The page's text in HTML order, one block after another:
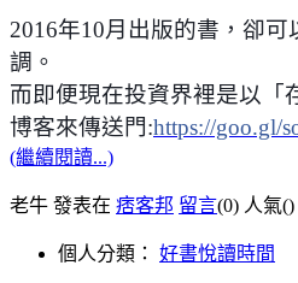
2016年10月出版的書，卻可
調。
而即便現在投資界裡是以「
博客來傳送門:https://goo.gl/
(繼續閱讀...)
老牛 發表在 痞客邦 留言(0) 人氣()
個人分類： 好書悅讀時間